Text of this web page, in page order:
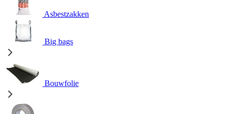
Asbestzakken
Big bags
Bouwfolie